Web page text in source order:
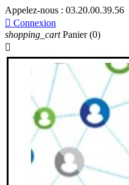
Appelez-nous : 03.20.00.39.56
 Connexion
shopping_cart Panier (0)
